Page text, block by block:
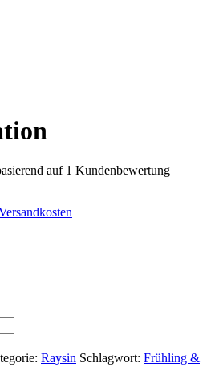
auf 1 Kundenbewertung
Raysin Schlagwort: Frühling &